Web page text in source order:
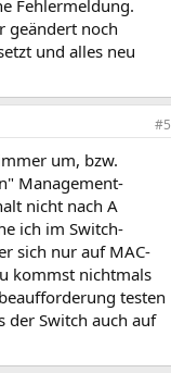
Fehlermeldung.
geändert noch
und alles neu
#5
um, bzw.
Management-
nicht nach A
ich im Switch-
sich nur auf MAC-
kommst nichtmals
testen
der Switch auch auf